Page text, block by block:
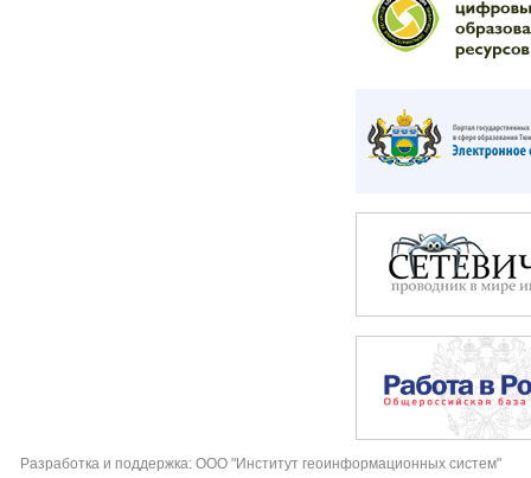
Разработка и поддержка: ООО "Институт геоинформационных систем"